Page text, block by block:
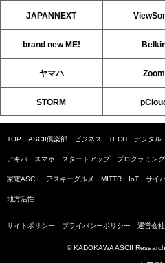
JAPANNEXT
brand new ME!
ヤマハ Zoom
STORM
TOP ASCII倶楽部 ビジネス TECH デジタル
アキバ スマホ スタートアップ プログラミン
家電ASCII アスキーグルメ MITTR IoT サイ
地方活性
サイトポリシー プライバシーポリシー 運営会社
© KADOKAWA ASCII